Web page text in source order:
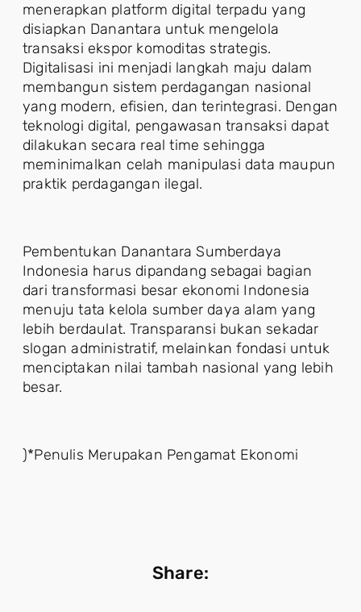
menerapkan platform digital terpadu yang
disiapkan Danantara untuk mengelola
transaksi ekspor komoditas strategis.
Digitalisasi ini menjadi langkah maju dalam
membangun sistem perdagangan nasional
yang modern, efisien, dan terintegrasi. Dengan
teknologi digital, pengawasan transaksi dapat
dilakukan secara real time sehingga
meminimalkan celah manipulasi data maupun
praktik perdagangan ilegal.
Pembentukan Danantara Sumberdaya
Indonesia harus dipandang sebagai bagian
dari transformasi besar ekonomi Indonesia
menuju tata kelola sumber daya alam yang
lebih berdaulat. Transparansi bukan sekadar
slogan administratif, melainkan fondasi untuk
menciptakan nilai tambah nasional yang lebih
besar.
)*Penulis Merupakan Pengamat Ekonomi
Share: